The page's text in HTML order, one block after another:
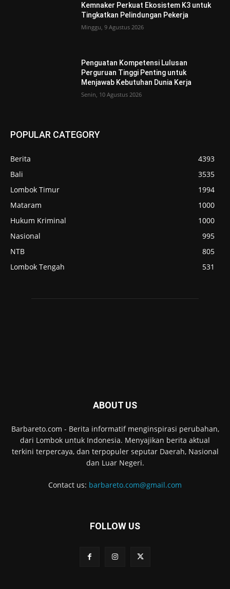
Kemnaker Perkuat Ekosistem K3 untuk
Tingkatkan Pelindungan Pekerja
Minggu, 9 Agustus 2026
Penguatan Kompetensi Lulusan
Perguruan Tinggi Penting untuk
Menjawab Kebutuhan Dunia Kerja
Senin, 10 Agustus 2026
POPULAR CATEGORY
Berita
4393
Bali
3535
Lombok Timur
1994
Mataram
1000
Hukum Kriminal
1000
Nasional
995
NTB
805
Lombok Tengah
531
ABOUT US
Barbareto.com - Berita informatif menginspirasi perubahan,
dari Lombok untuk Indonesia. Menyajikan berita aktual
terkini terpercaya, dan terpopuler seputar Daerah, Nasional
dan Luar Negeri.
Contact us: barbareto.com@gmail.com
FOLLOW US